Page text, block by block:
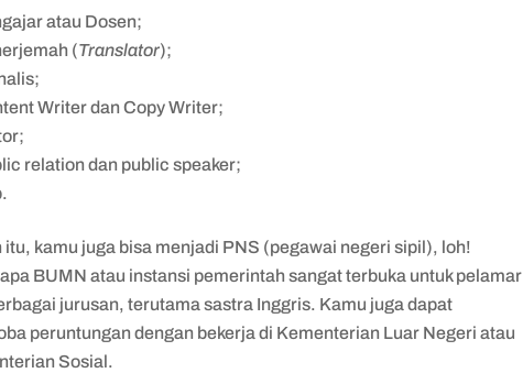
atau Dosen;
(Translator);
Writer dan Copy Writer;
relation dan public speaker;
itu, kamu juga bisa menjadi PNS (pegawai negeri sipil), loh!
BUMN atau instansi pemerintah sangat terbuka untuk pelamar
jurusan, terutama sastra Inggris. Kamu juga dapat
peruntungan dengan bekerja di Kementerian Luar Negeri atau
Sosial.